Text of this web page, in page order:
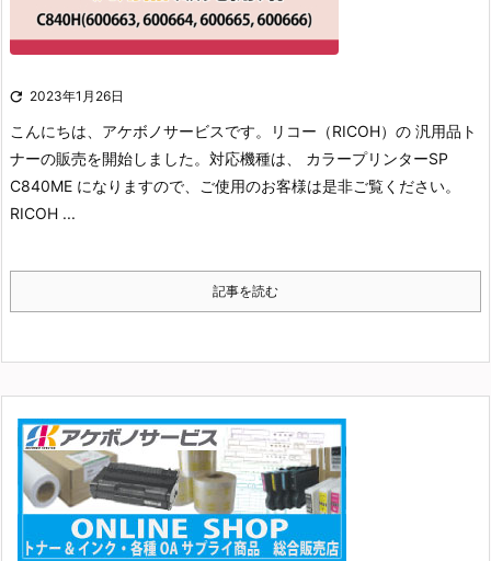
 2023年1月26日
こんにちは、アケボノサービスです。
リコー（RICOH）の 汎用品ト
ナーの販売を開始しました。 対応機種は、 カラープリンターSP
C840ME になりますので、ご使用のお客様は是非ご覧ください。
RICOH ...
記事を読む